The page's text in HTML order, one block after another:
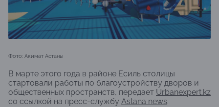
Фото: Акимат Астаны
В марте этого года в районе Есиль столицы
стартовали работы по благоустройству дворов и
общественных пространств, передает Urbanexpert.kz
со ссылкой на пресс-службу Astana news.